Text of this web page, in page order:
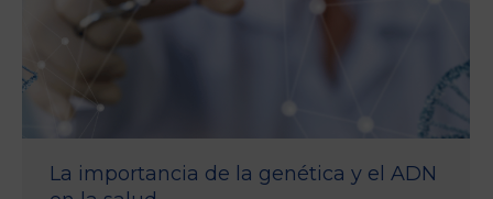
La importancia de la genética y el ADN